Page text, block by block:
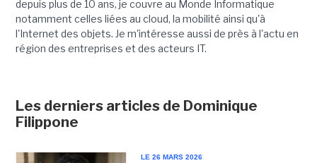
depuis plus de 10 ans, je couvre au Monde Informatique
notamment celles liées au cloud, la mobilité ainsi qu'à
l'Internet des objets. Je m'intéresse aussi de près à l'actu en
région des entreprises et des acteurs IT.
Les derniers articles de Dominique
Filippone
LE 26 MARS 2026